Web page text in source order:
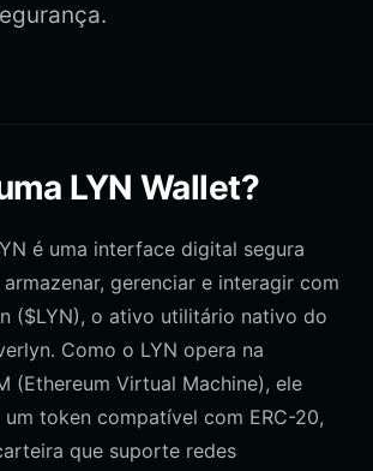
LYN Wallet?
é uma interface digital segura
gerenciar e interagir com
($LYN), o ativo utilitário nativo do
Como o LYN opera na
(Ethereum Virtual Machine), ele
token compatível com ERC-20,
que suporte redes